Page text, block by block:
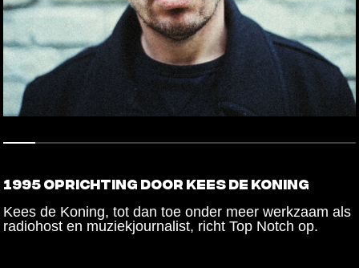
1995 OPRICHTING DOOR KEES DE KONING
Kees de Koning, tot dan toe onder meer werkzaam als
radiohost en muziekjournalist, richt Top Notch op.